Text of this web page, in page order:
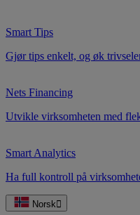
Smart Tips
Gjør tips enkelt, og øk
Nets Financing
Utvikle virksomheten med
Smart Analytics
Ha full kontroll på
Norsk